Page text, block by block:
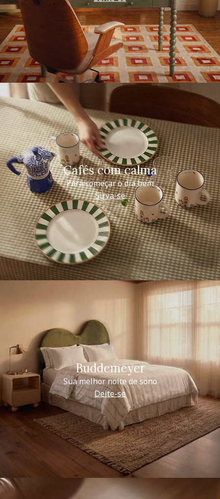
Cafés com calma
Para começar o dia bem
Sirva-se
Buddemeyer
Sua melhor noite de sono
Deite-se